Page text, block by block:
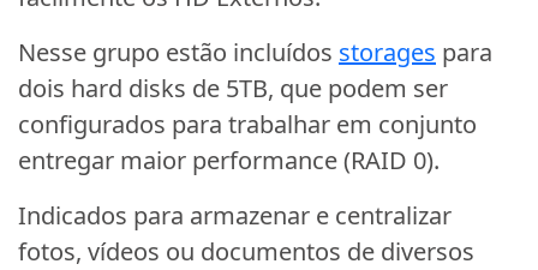
Nesse grupo estão incluídos storages para
dois hard disks de 5TB, que podem ser
configurados para trabalhar em conjunto
entregar maior performance (RAID 0).
Indicados para armazenar e centralizar
fotos, vídeos ou documentos de diversos